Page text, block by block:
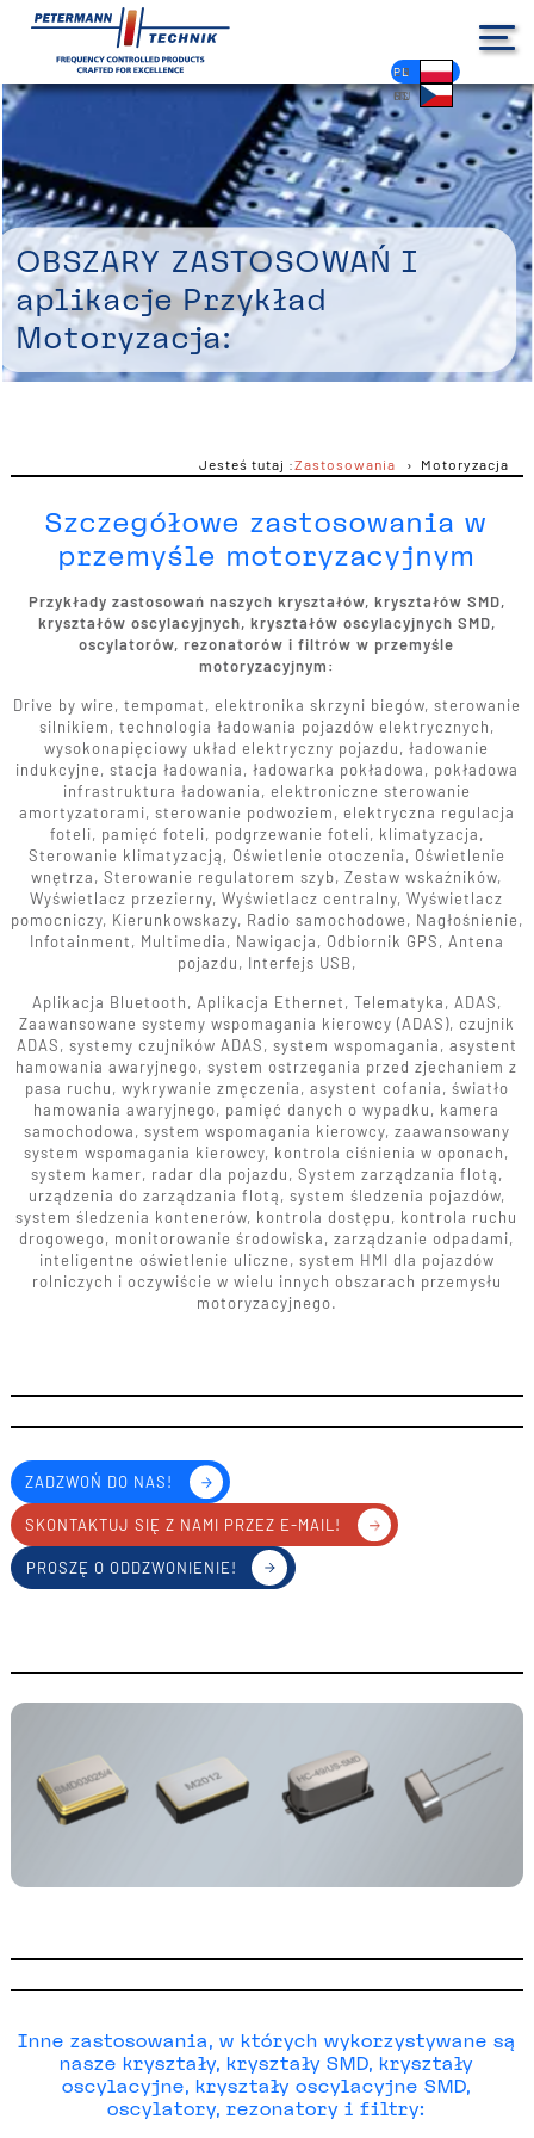
DE
EN
FR
ES
PL
IT
NL
HU
CS
Obszary zastosowań i
aplikacje Przykład
Motoryzacja:
Jesteś tutaj :Zastosowania Motoryzacja
Szczegółowe zastosowania w
przemyśle motoryzacyjnym
Przykłady zastosowań naszych kryształów, kryształów SMD,
kryształów oscylacyjnych, kryształów oscylacyjnych SMD,
oscylatorów, rezonatorów i filtrów w przemyśle
motoryzacyjnym:
Drive by wire, tempomat, elektronika skrzyni biegów, sterowanie
silnikiem, technologia ładowania pojazdów elektrycznych,
wysokonapięciowy układ elektryczny pojazdu, ładowanie
indukcyjne, stacja ładowania, ładowarka pokładowa, pokładowa
infrastruktura ładowania, elektroniczne sterowanie
amortyzatorami, sterowanie podwoziem, elektryczna regulacja
foteli, pamięć foteli, podgrzewanie foteli, klimatyzacja,
Sterowanie klimatyzacją, Oświetlenie otoczenia, Oświetlenie
wnętrza, Sterowanie regulatorem szyb, Zestaw wskaźników,
Wyświetlacz przezierny, Wyświetlacz centralny, Wyświetlacz
pomocniczy, Kierunkowskazy, Radio samochodowe, Nagłośnienie,
Infotainment, Multimedia, Nawigacja, Odbiornik GPS, Antena
pojazdu, Interfejs USB,
Aplikacja Bluetooth, Aplikacja Ethernet, Telematyka, ADAS,
Zaawansowane systemy wspomagania kierowcy (ADAS), czujnik
ADAS, systemy czujników ADAS, system wspomagania, asystent
hamowania awaryjnego, system ostrzegania przed zjechaniem z
pasa ruchu, wykrywanie zmęczenia, asystent cofania, światło
hamowania awaryjnego, pamięć danych o wypadku, kamera
samochodowa, system wspomagania kierowcy, zaawansowany
system wspomagania kierowcy, kontrola ciśnienia w oponach,
system kamer, radar dla pojazdu, System zarządzania flotą,
urządzenia do zarządzania flotą, system śledzenia pojazdów,
system śledzenia kontenerów, kontrola dostępu, kontrola ruchu
drogowego, monitorowanie środowiska, zarządzanie odpadami,
inteligentne oświetlenie uliczne, system HMI dla pojazdów
rolniczych i oczywiście w wielu innych obszarach przemysłu
motoryzacyjnego.
ZADZWOŃ DO NAS!
SKONTAKTUJ SIĘ Z NAMI PRZEZ E-MAIL!
PROSZĘ O ODDZWONIENIE!
Inne zastosowania, w których wykorzystywane są
nasze kryształy, kryształy SMD, kryształy
oscylacyjne, kryształy oscylacyjne SMD,
oscylatory, rezonatory i filtry: